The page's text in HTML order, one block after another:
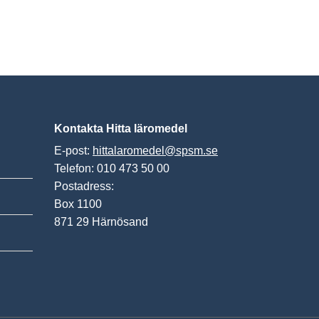
Kontakta Hitta läromedel
E-post: hittalaromedel@spsm.se
Telefon: 010 473 50 00
Postadress:
Box 1100
871 29 Härnösand